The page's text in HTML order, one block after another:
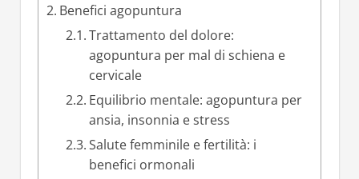
Benefici agopuntura
Trattamento del dolore:
agopuntura per mal di schiena e
cervicale
Equilibrio mentale: agopuntura per
ansia, insonnia e stress
Salute femminile e fertilità: i
benefici ormonali